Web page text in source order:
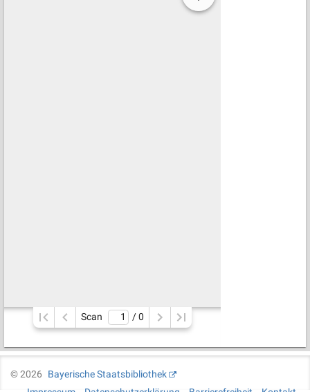
Scan / 0
©2026
Bayerische Staatsbibliothek